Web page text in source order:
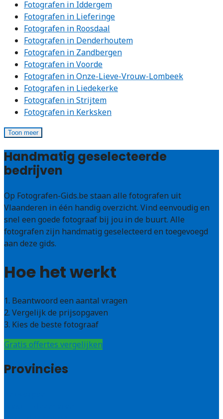
Fotografen in Iddergem
Fotografen in Lieferinge
Fotografen in Roosdaal
Fotografen in Denderhoutem
Fotografen in Zandbergen
Fotografen in Voorde
Fotografen in Onze-Lieve-Vrouw-Lombeek
Fotografen in Liedekerke
Fotografen in Strijtem
Fotografen in Kerksken
Toon meer
Handmatig geselecteerde
bedrijven
Op Fotografen-Gids.be staan alle fotografen uit
Vlaanderen in één handig overzicht. Vind eenvoudig en
snel een goede fotograaf bij jou in de buurt. Alle
fotografen zijn handmatig geselecteerd en toegevoegd
aan deze gids.
Hoe het werkt
1. Beantwoord een aantal vragen
2. Vergelijk de prijsopgaven
3. Kies de beste fotograaf
Gratis offertes vergelijken
Provincies